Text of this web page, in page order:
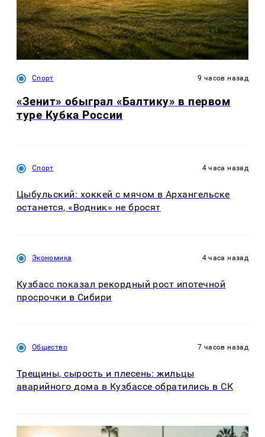
Спорт 9 часов назад
«Зенит» обыграл «Балтику» в первом
туре Кубка России
Спорт 4 часа назад
Цыбульский: хоккей с мячом в Архангельске
останется, «Водник» не бросят
Экономика 4 часа назад
Кузбасс показал рекордный рост ипотечной
просрочки в Сибири
Общество 7 часов назад
Трещины, сырость и плесень: жильцы
аварийного дома в Кузбассе обратились в СК